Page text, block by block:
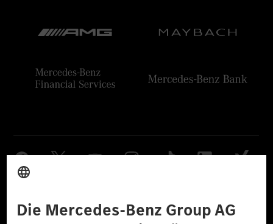
Datenschutz Lizenzhinweise Dritter Barrierefreiheit